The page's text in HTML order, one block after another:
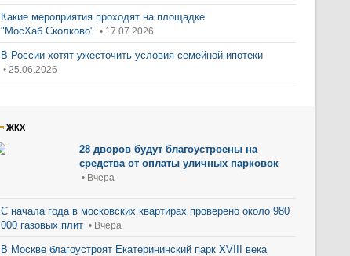
Какие мероприятия проходят на площадке
"МосХаб.Сколково" • 17.07.2026
В России хотят ужесточить условия семейной ипотеки
• 25.06.2026
ЖКХ
28 дворов будут благоустроены на
средства от оплаты уличных парковок
• Вчера
С начала года в московских квартирах проверено около 980
000 газовых плит • Вчера
В Москве благоустроят Екатерининский парк XVIII века